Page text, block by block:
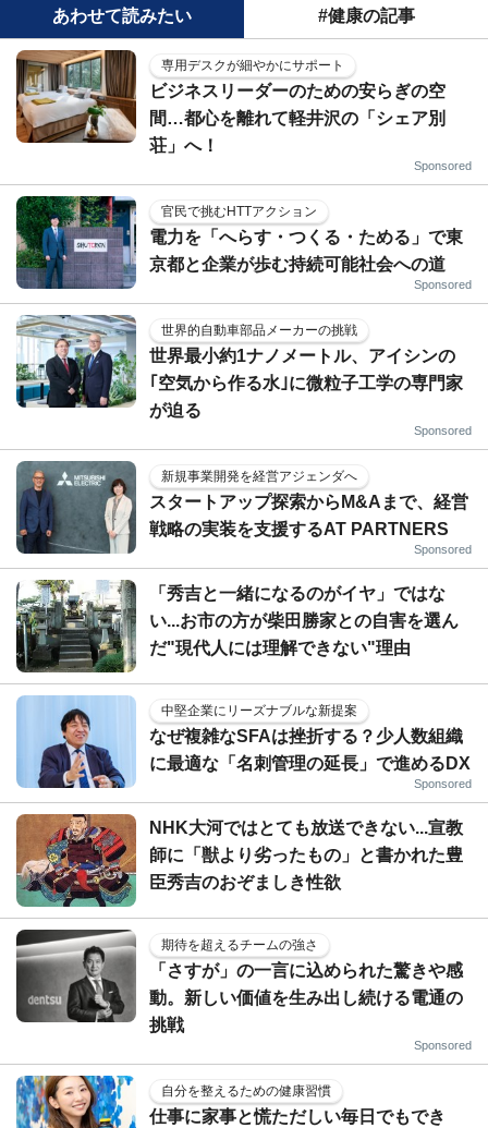
あわせて読みたい #健康の記事
専用デスクが細やかにサポート
ビジネスリーダーのための安らぎの空
間…都心を離れて軽井沢の「シェア別
荘」へ！
Sponsored
官民で挑むHTTアクション
電力を「へらす・つくる・ためる」で東
京都と企業が歩む持続可能社会への道
Sponsored
世界的自動車部品メーカーの挑戦
世界最小約1ナノメートル、アイシンの
｢空気から作る水｣に微粒子工学の専門家
が迫る
Sponsored
新規事業開発を経営アジェンダへ
スタートアップ探索からM&Aまで、経営
戦略の実装を支援するAT PARTNERS
Sponsored
「秀吉と一緒になるのがイヤ」ではな
い...お市の方が柴田勝家との自害を選ん
だ"現代人には理解できない"理由
中堅企業にリーズナブルな新提案
なぜ複雑なSFAは挫折する？少人数組織
に最適な「名刺管理の延長」で進めるDX
Sponsored
NHK大河ではとても放送できない...宣教
師に「獣より劣ったもの」と書かれた豊
臣秀吉のおぞましき性欲
期待を超えるチームの強さ
「さすが」の一言に込められた驚きや感
動。新しい価値を生み出し続ける電通の
挑戦
Sponsored
自分を整えるための健康習慣
仕事に家事と慌ただしい毎日でもでき